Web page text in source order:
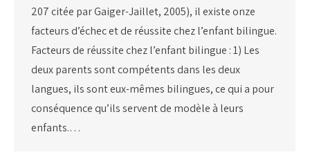
207 citée par Gaiger-Jaillet, 2005), il existe onze
facteurs d’échec et de réussite chez l’enfant bilingue.
Facteurs de réussite chez l’enfant bilingue : 1) Les
deux parents sont compétents dans les deux
langues, ils sont eux-mêmes bilingues, ce qui a pour
conséquence qu’ils servent de modèle à leurs
enfants.…